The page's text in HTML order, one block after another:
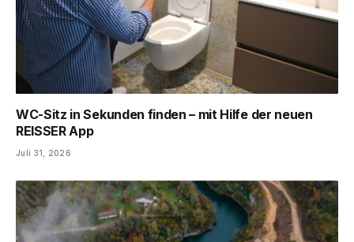
WC-Sitz in Sekunden finden – mit Hilfe der neuen
REISSER App
Juli 31, 2026